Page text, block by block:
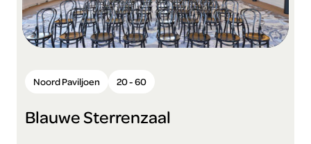
Blauwe Sterrenzaal
Noord Paviljoen 20 - 60